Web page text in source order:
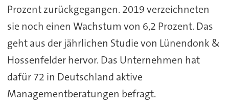
Prozent zurückgegangen. 2019 verzeichneten
sie noch einen Wachstum von 6,2 Prozent. Das
geht aus der jährlichen Studie von Lünendonk &
Hossenfelder hervor. Das Unternehmen hat
dafür 72 in Deutschland aktive
Managementberatungen befragt.